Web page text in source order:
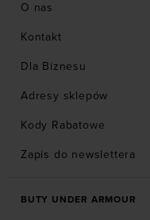
O nas
Kontakt
Dla Biznesu
Adresy sklepów
Kody Rabatowe
Zapis do newslettera
BUTY UNDER ARMOUR